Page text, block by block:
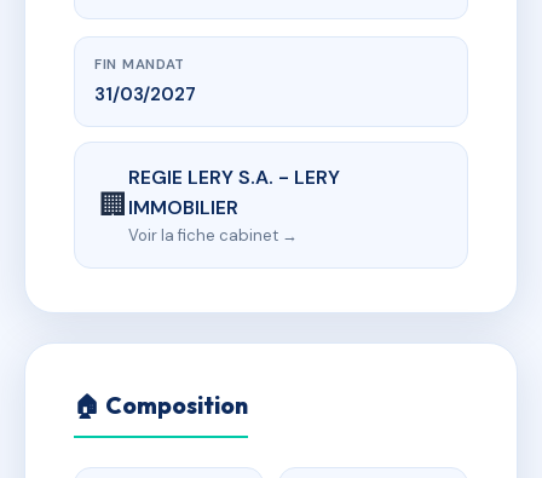
FIN MANDAT
31/03/2027
🏢
REGIE LERY S.A. - LERY
IMMOBILIER
Voir la fiche cabinet →
🏠 Composition